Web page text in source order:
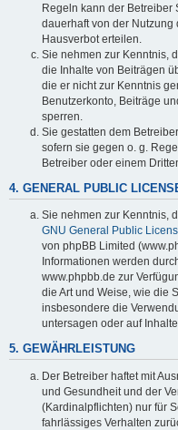
Regeln kann der Betreiber
dauerhaft von der
Hausverbot erteilen.
Sie nehmen zur Kenntnis,
die Inhalte von Beiträgen
die er nicht zur Kenntnis
Benutzerkonto, Beiträge
sperren.
Sie gestatten dem
sofern sie gegen o. g.
Betreiber oder einem
4. GENERAL PUBLIC
Sie nehmen zur Kenntnis,
GNU General Public
von phpBB Limited
Informationen werden
www.phpbb.de zur
die Art und Weise, wie die
insbesondere die
untersagen oder auf
5. GEWÄHRLEISTUNG
Der Betreiber haftet mit
und Gesundheit und der
(Kardinalpflichten) nur für
fahrlässiges Verhalten